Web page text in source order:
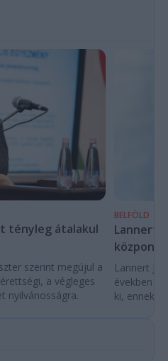
tényleg átalakul
szerint megújul a
a végleges
nyilvánosságra.
BELFÖLD
Lannert
Lannert
években
ki, ennek